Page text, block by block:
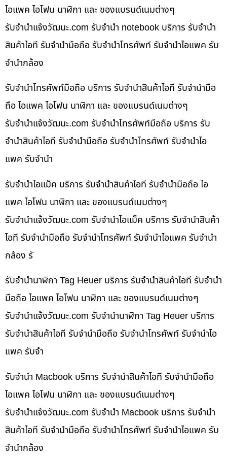
ไอแพค ไอโฟน นาฬิกา และ ของแบรนด์เนมต่างๆ
รับจํานําแจ้งวัฒนะ.com รับจำนำ notebook บริการ รับจำนำ
สินค้าไอที รับจำนำมือถือ รับจำนำโทรศัพท์ รับจำนำไอแพค รับ
จำนำกล้อง
รับจำนำโทรศัพท์มือถือ บริการ รับจำนำสินค้าไอที รับจำนำมือ
ถือ ไอแพค ไอโฟน นาฬิกา และ ของแบรนด์เนมต่างๆ
รับจํานําแจ้งวัฒนะ.com รับจำนำโทรศัพท์มือถือ บริการ รับ
จำนำสินค้าไอที รับจำนำมือถือ รับจำนำโทรศัพท์ รับจำนำไอ
แพค รับจำนำ
รับจำนำไอแม็ค บริการ รับจำนำสินค้าไอที รับจำนำมือถือ ไอ
แพค ไอโฟน นาฬิกา และ ของแบรนด์เนมต่างๆ
รับจํานําแจ้งวัฒนะ.com รับจำนำไอแม็ค บริการ รับจำนำสินค้า
ไอที รับจำนำมือถือ รับจำนำโทรศัพท์ รับจำนำไอแพค รับจำนำ
กล้อง รั
รับจำนำนาฬิกา Tag Heuer บริการ รับจำนำสินค้าไอที รับจำนำ
มือถือ ไอแพค ไอโฟน นาฬิกา และ ของแบรนด์เนมต่างๆ
รับจํานําแจ้งวัฒนะ.com รับจำนำนาฬิกา Tag Heuer บริการ
รับจำนำสินค้าไอที รับจำนำมือถือ รับจำนำโทรศัพท์ รับจำนำไอ
แพค รับจำ
รับจำนำ Macbook บริการ รับจำนำสินค้าไอที รับจำนำมือถือ
ไอแพค ไอโฟน นาฬิกา และ ของแบรนด์เนมต่างๆ
รับจํานําแจ้งวัฒนะ.com รับจำนำ Macbook บริการ รับจำนำ
สินค้าไอที รับจำนำมือถือ รับจำนำโทรศัพท์ รับจำนำไอแพค รับ
จำนำกล้อง